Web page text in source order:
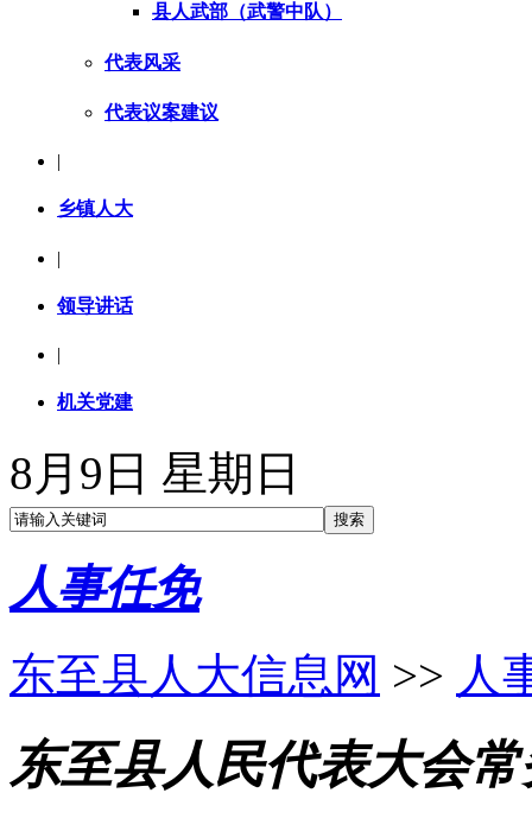
县人武部（武警中队）
代表风采
代表议案建议
|
乡镇人大
|
领导讲话
|
机关党建
8月9日 星期日
人事任免
东至县人大信息网 >> 人
东至县人民代表大会